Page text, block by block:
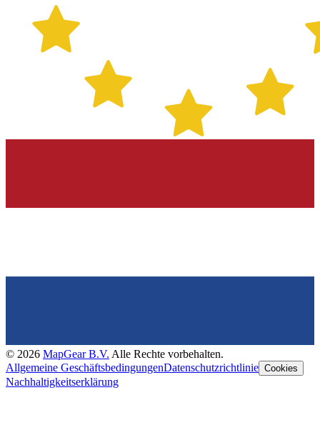
© 2026 MapGear B.V. Alle Rechte vorbehalten.
Allgemeine GeschäftsbedingungenDatenschutzrichtlinie Cookies
Nachhaltigkeitserklärung